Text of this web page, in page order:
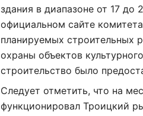
здания в диапазоне от 17 до
официальном сайте
планируемых строительных
охраны объектов
строительство было
Следует отметить, что на
функционировал Троицкий